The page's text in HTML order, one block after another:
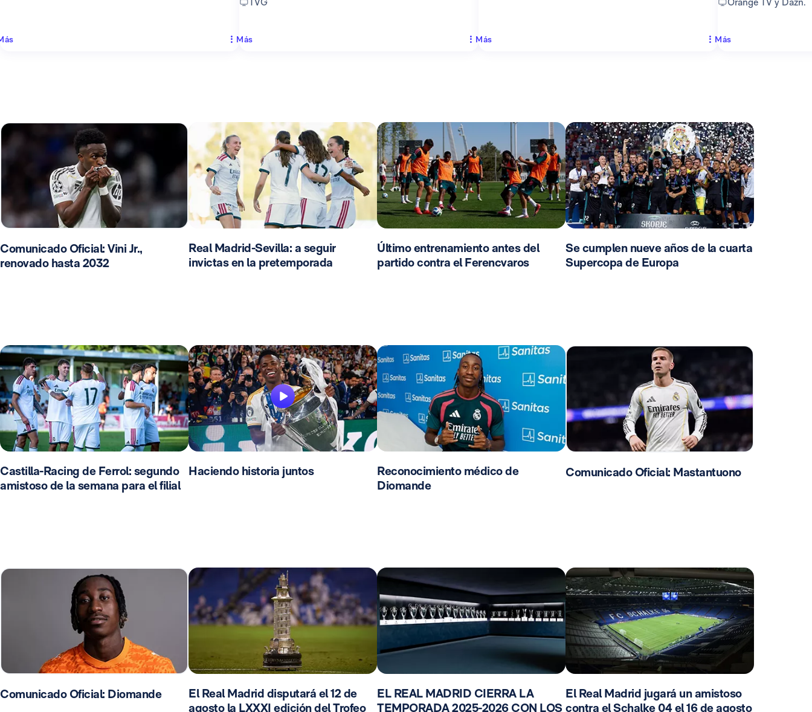
Más Más Más
Comunicado Oficial: Vini Jr.,
renovado hasta 2032
Real Madrid-Sevilla: a seguir
invictas en la pretemporada
Último entrenamiento antes del
partido contra el Ferencvaros
Se cumplen nueve años de la cuarta
Supercopa de Europa
Castilla-Racing de Ferrol: segundo
amistoso de la semana para el filial
Haciendo historia juntos
Reconocimiento médico de
Diomande
Comunicado Oficial: Mastantuono
Comunicado Oficial: Diomande
El Real Madrid disputará el 12 de
agosto la LXXXI edición del Trofeo
EL REAL MADRID CIERRA LA
TEMPORADA 2025-2026 CON LOS
El Real Madrid jugará un amistoso
contra el Schalke 04 el 16 de agosto